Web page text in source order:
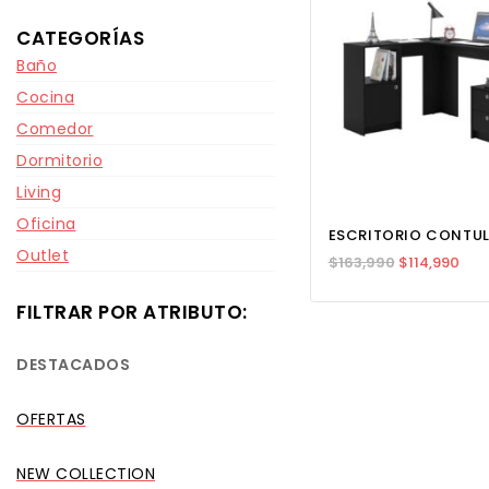
ESCRITORIO
$163,990 $114,990
CATEGORÍAS
Baño
Cocina
Comedor
Dormitorio
Living
Oficina
Outlet
FILTRAR POR ATRIBUTO:
DESTACADOS
OFERTAS
NEW COLLECTION